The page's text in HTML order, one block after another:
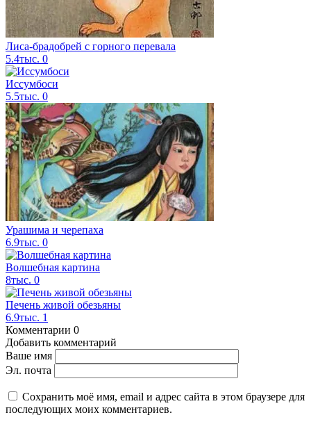
Лиса-брадобрей с горного перевала
5.4тыс. 0
Иссумбоси
5.5тыс. 0
Урашима и черепаха
6.9тыс. 0
Волшебная картина
8тыс. 0
Печень живой обезьяны
6.9тыс. 1
Комментарии 0
Добавить комментарий
Ваше имя
Эл. почта
Сохранить моё имя, email и адрес сайта в этом браузере для
последующих моих комментариев.